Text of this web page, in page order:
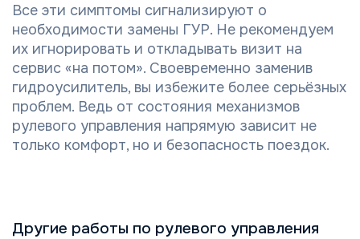
Все эти симптомы сигнализируют о
необходимости замены ГУР. Не рекомендуем
их игнорировать и откладывать визит на
сервис «на потом». Своевременно заменив
гидроусилитель, вы избежите более серьёзных
проблем. Ведь от состояния механизмов
рулевого управления напрямую зависит не
только комфорт, но и безопасность поездок.
Другие работы по рулевого управления